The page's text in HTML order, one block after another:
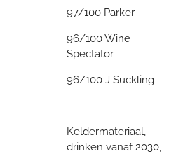
97/100 Parker
96/100 Wine
Spectator
96/100 J Suckling
Keldermateriaal,
drinken vanaf 2030,